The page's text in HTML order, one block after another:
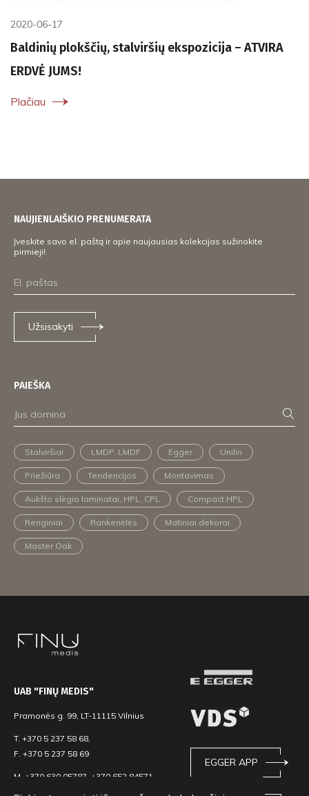
2020-06-17
Baldinių plokščių, stalviršių ekspozicija – ATVIRA
ERDVĖ JUMS!
Plačiau
UAB "FINŲ MEDIS"
Pramonės g. 99, LT-11115 Vilnius
T. +370 5 237 58 68,
F. +370 5 237 58 69
M. +370 630 05787, +370 652 84571
EGGER APP
NAUJIENLAIŠKIO PRENUMERATA
Įveskite savo el. paštą ir apie naujausias kolekcijas sužinokite
pirmieji!
Užsisakyti
PAIEŠKA
Stalviršiai LMDP, LMDF Egger Unilin
Priežiūra Tendencijos Montavimas
Aukšto slėgio laminatai, HPL, CPL Compact HPL
Renginiai Rankenėlės Matiniai dekorai
Master Oak